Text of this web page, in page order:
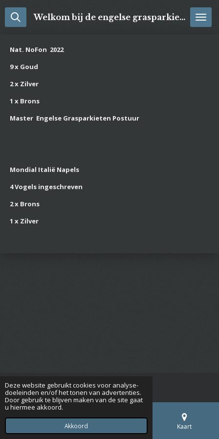
Deze website gebruikt cookies voor analyse-
doeleinden en/of het tonen van advertenties.
Door gebruik te blijven maken van de site gaat
u hiermee akkoord.
Akkoord
Ga
direct
hoofdinhoud
Welkom bij de engelse grasparkieten
Nat. NoFon 2022
9 x Goud
2 x Zilver
1 x Brons
Master Engelse Grasparkieten Postuur
Mondial Italië Napels
4 Vogels ingeschreven
2 x Brons
1 x Zilver
© 2017 - 2026 engelse grasparkieten
Kaart